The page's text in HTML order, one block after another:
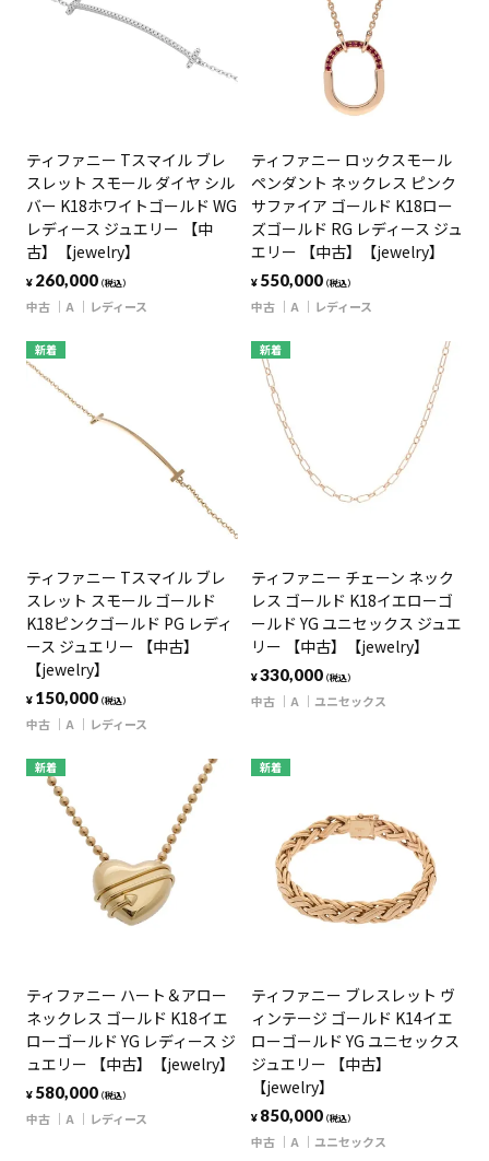
ティファニー Tスマイル ブレ
スレット スモール ダイヤ シル
バー K18ホワイトゴールド WG
レディース ジュエリー 【中
古】【jewelry】
¥ 260,000（税込）
中古 A レディース
ティファニー ロックスモール
ペンダント ネックレス ピンク
サファイア ゴールド K18ロー
ズゴールド RG レディース ジュ
エリー 【中古】【jewelry】
¥ 550,000（税込）
中古 A レディース
新着
ティファニー Tスマイル ブレ
スレット スモール ゴールド
K18ピンクゴールド PG レディ
ース ジュエリー 【中古】
【jewelry】
¥ 150,000（税込）
中古 A レディース
新着
ティファニー チェーン ネック
レス ゴールド K18イエローゴ
ールド YG ユニセックス ジュエ
リー 【中古】【jewelry】
¥330,000（税込）
中古 A ユニセックス
新着
ティファニー ハート＆アロー
ネックレス ゴールド K18イエ
ローゴールド YG レディース ジ
ュエリー 【中古】【jewelry】
¥ 580,000（税込）
中古 A レディース
新着
ティファニー ブレスレット ヴ
ィンテージ ゴールド K14イエ
ローゴールド YG ユニセックス
ジュエリー 【中古】
【jewelry】
¥ 850,000（税込）
中古 A ユニセックス